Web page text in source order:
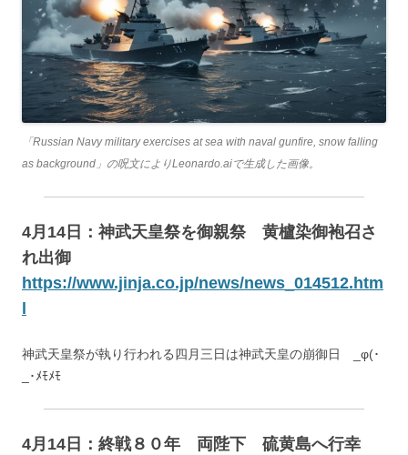
「Russian Navy military exercises at sea with naval gunfire, snow falling
as background」の呪文によりLeonardo.aiで生成した画像。
4月14日：神武天皇祭を御親祭 黄櫨染御袍召さ
れ出御
https://www.jinja.co.jp/news/news_014512.htm
神武天皇祭が執り行われる四月三日は神武天皇の崩御日 _φ(･
_･ﾒﾓﾒﾓ
4月14日：終戦８０年 両陛下 硫黄島へ行幸